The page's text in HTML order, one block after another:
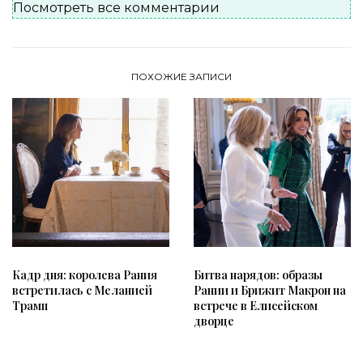
Посмотреть все комментарии
ПОХОЖИЕ ЗАПИСИ
Кадр дня: королева Рания
встретилась с Меланией
Трамп
Битва нарядов: образы
Рании и Брижит Макрон на
встрече в Елисейском
дворце